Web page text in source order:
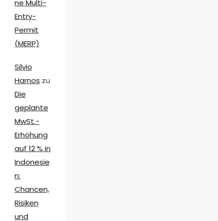
ne Multi-
Entry-
Permit
(MERP)
Silvio
Harnos zu
Die
geplante
MwSt.-
Erhöhung
auf 12 % in
Indonesie
n:
Chancen,
Risiken
und